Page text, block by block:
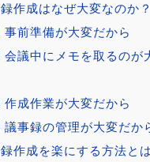
作成はなぜ大変なのか？
事前準備が大変だから
会議中にメモを取るのが
作成作業が大変だから
議事録の管理が大変だか
作成を楽にする方法と